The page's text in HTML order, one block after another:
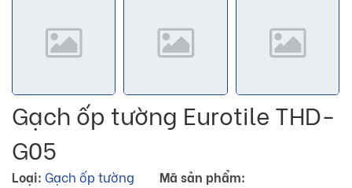
Gạch ốp tường Eurotile THD-
G05
Loại: Gạch ốp tường
Mã sản phẩm: